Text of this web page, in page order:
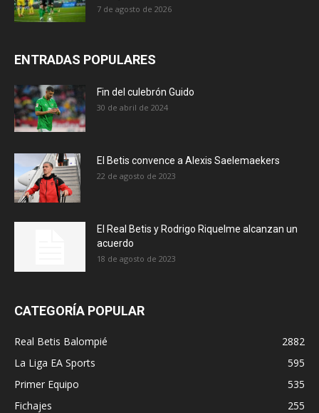
7 de agosto de 2026
ENTRADAS POPULARES
Fin del culebrón Guido
30 de abril de 2024
El Betis convence a Alexis Saelemaekers
22 de agosto de 2023
El Real Betis y Rodrigo Riquelme alcanzan un
acuerdo
18 de agosto de 2023
CATEGORÍA POPULAR
Real Betis Balompié
2882
La Liga EA Sports
595
Primer Equipo
535
Fichajes
255